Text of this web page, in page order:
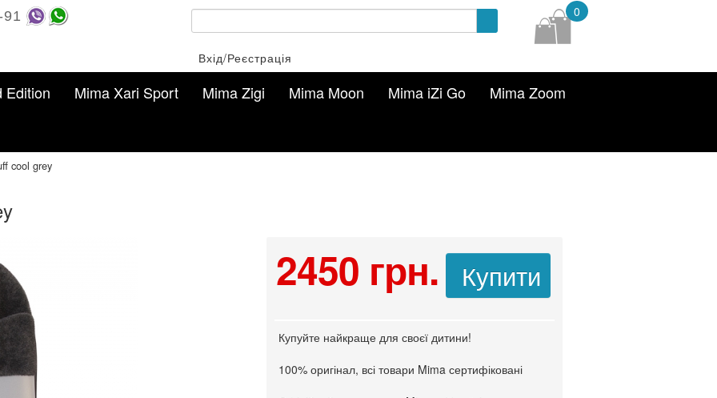
0
Вхід/Реєстрація
Edition Mima Xari Sport Mima Zigi Mima Moon Mima iZi Go Mima Zoom
cool grey
2450 грн. Купити
Купуйте найкраще для своєї дитини!
100% оригінал, всі товари Mima сертифіковані